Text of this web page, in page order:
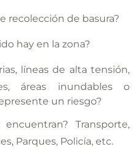
recolección de basura?
hay en la zona?
líneas de alta tensión,
áreas inundables o
un riesgo?
Transporte,
Parques, Policía, etc.